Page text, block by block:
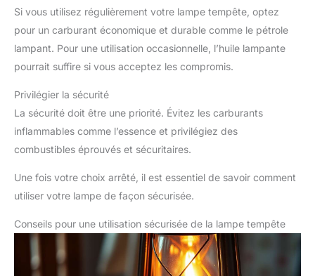
Si vous utilisez régulièrement votre lampe tempête, optez
pour un carburant économique et durable comme le pétrole
lampant. Pour une utilisation occasionnelle, l’huile lampante
pourrait suffire si vous acceptez les compromis.
Privilégier la sécurité
La sécurité doit être une priorité. Évitez les carburants
inflammables comme l’essence et privilégiez des
combustibles éprouvés et sécuritaires.
Une fois votre choix arrêté, il est essentiel de savoir comment
utiliser votre lampe de façon sécurisée.
Conseils pour une utilisation sécurisée de la lampe tempête